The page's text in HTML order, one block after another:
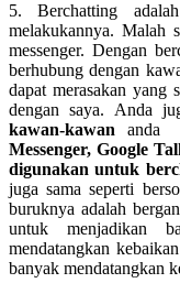
5. Berchatting
melakukannya. Malah
messenger. Dengan
berhubung dengan
dapat merasakan yang
dengan saya. Anda
kawan-kawananda
Messenger, Google
digunakan untuk
juga sama seperti
buruknya adalah
untuk menjadikan
mendatangkan
banyak mendatangkan